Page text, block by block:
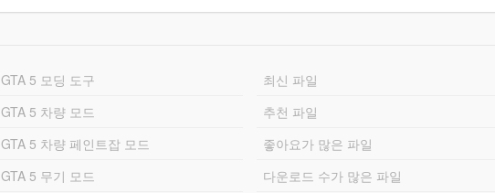
GTA 5 모딩 도구
GTA 5 차량 모드
GTA 5 차량 페인트잡 모드
GTA 5 무기 모드
최신 파일
추천 파일
좋아요가 많은 파일
다운로드 수가 많은 파일